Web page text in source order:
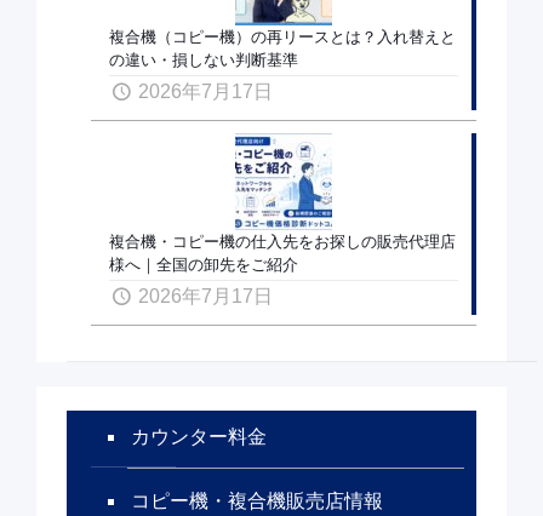
複合機（コピー機）の再リースとは？入れ替えと
の違い・損しない判断基準
2026年7月17日
複合機・コピー機の仕入先をお探しの販売代理店
様へ｜全国の卸先をご紹介
2026年7月17日
カウンター料金
コピー機・複合機販売店情報